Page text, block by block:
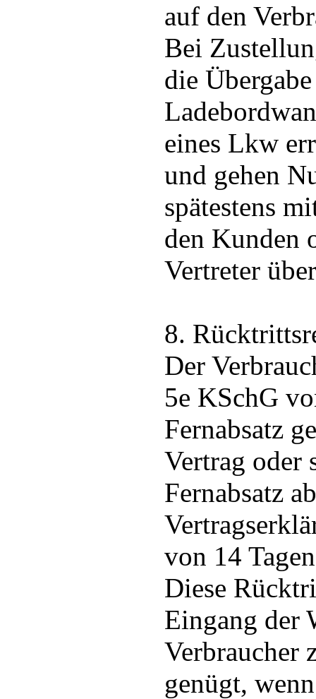
auf den
Bei
die
eines Lkw
und gehen
spätestens
den Kunden
Vertreter
8.
Der
5e KSchG
Fernabsatz
Vertrag oder
Fernabsatz
von 14
Diese
Eingang der
Verbraucher
genügt,